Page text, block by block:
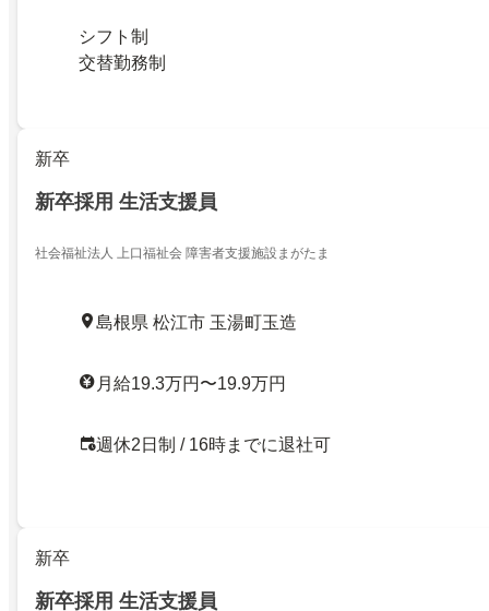
シフト制
交替勤務制
新卒
新卒採用 生活支援員
社会福祉法人 上口福祉会 障害者支援施設まがたま
島根県 松江市 玉湯町玉造
月給19.3万円〜19.9万円
週休2日制 / 16時までに退社可
新卒
新卒採用 生活支援員